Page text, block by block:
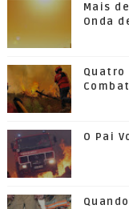
Mais
Onda
Quatro
O Pai